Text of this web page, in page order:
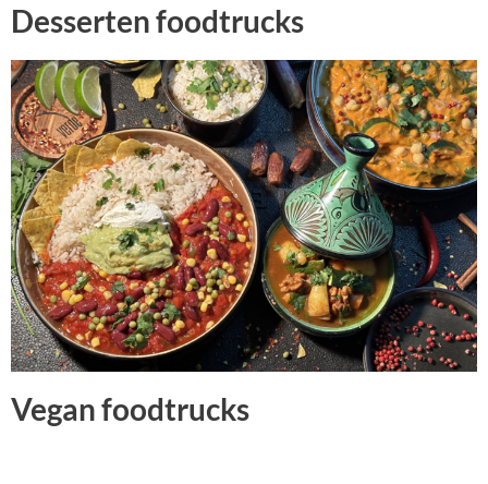
Desserten foodtrucks
Vegan foodtrucks